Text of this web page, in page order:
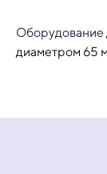
Оборудование
диаметром 65